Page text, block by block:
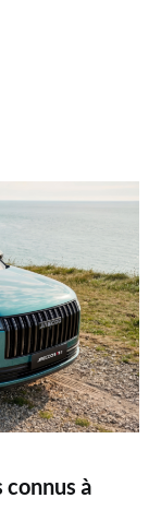
connus à